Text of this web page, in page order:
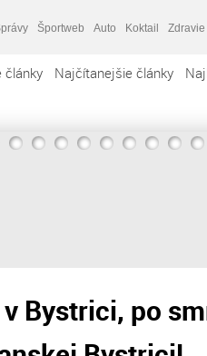
Športweb Auto Koktail Zdravie
články Najčítanejšie články
Bystrici, po